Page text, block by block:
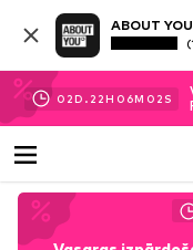
ABOUT
02D. 22H 05M 59S